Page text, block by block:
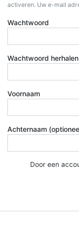
activeren. Uw e-mail
Wachtwoord
Wachtwoord herhalen
Voornaam
Achternaam
Door een